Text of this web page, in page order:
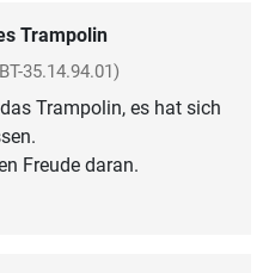
Trampolin
35.14.94.01)
Trampolin, es hat sich
Freude daran.